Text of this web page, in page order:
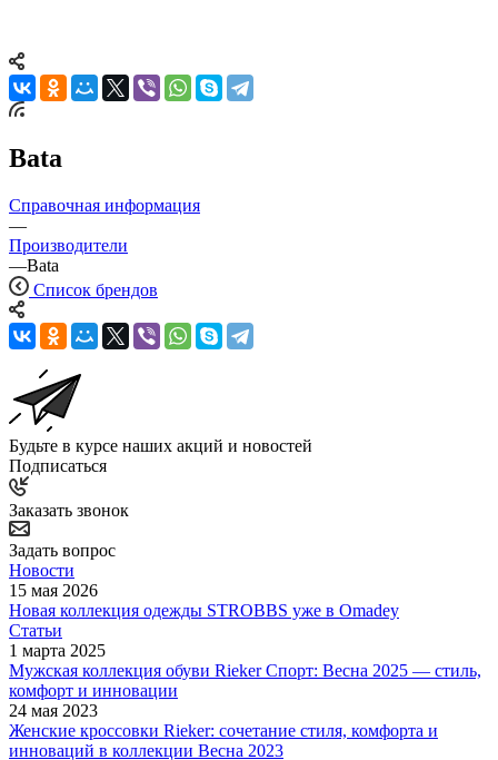
Bata
Справочная информация
—
Производители
—Bata
Список брендов
Будьте в курсе наших акций и новостей
Подписаться
Заказать звонок
Задать вопрос
Новости
15 мая 2026
Новая коллекция одежды STROBBS уже в Omadey
Статьи
1 марта 2025
Мужская коллекция обуви Rieker Спорт: Весна 2025 — стиль,
комфорт и инновации
24 мая 2023
Женские кроссовки Rieker: сочетание стиля, комфорта и
инноваций в коллекции Весна 2023